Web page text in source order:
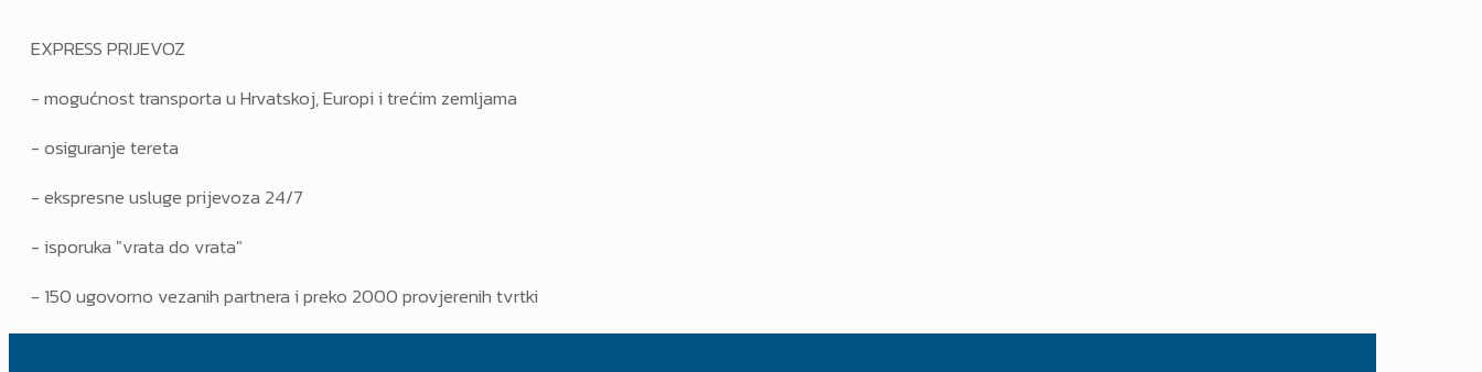
EXPRESS PRIJEVOZ
- mogućnost transporta u Hrvatskoj, Europi i trećim zemljama
- osiguranje tereta
- ekspresne usluge prijevoza 24/7
- isporuka "vrata do vrata"
- 150 ugovorno vezanih partnera i preko 2000 provjerenih tvrtki